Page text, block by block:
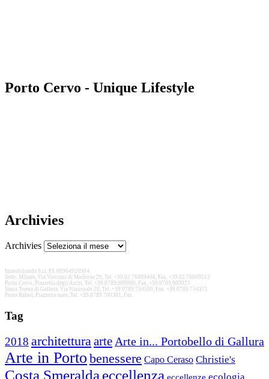
Porto Cervo - Unique Lifestyle
Archivies
Archivies
Immobilsarda S.r.l. P.I. 00964920904
Sede: Milano, Via Visconti di Modrone 29, Tel. +39.02.76009446, Fax. +39.02.76009512
Porto Cervo, Piazzetta degli Archi, Tel. +39.0789.909000, Fax. +39.0789.909022
Santa Teresa di Gallura, Via Nazionale 28, Tel. +39.0789.754500, Fax. +39.0789.754371
Porto Rafael, Piazzetta mare, Tel. +39.0789.700381, Fax.
Tag
2018 architetturaarteArte in... Portobello di Gallura
Arte in Porto benessere Capo Ceraso Christie's
Costa Smeralda eccellenza